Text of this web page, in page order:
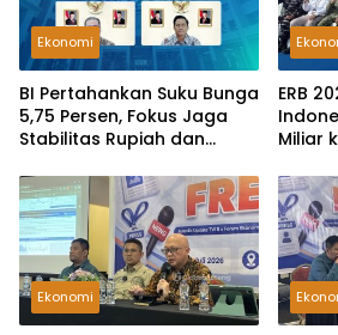
Ekonomi
BI Pertahankan Suku Bunga
5,75 Persen, Fokus Jaga
Stabilitas Rupiah dan
ERB
Miliar
Ekonomi